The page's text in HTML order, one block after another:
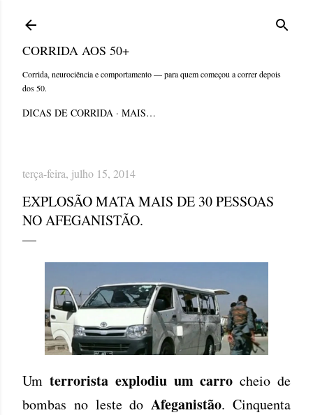
CORRIDA AOS 50+
Corrida, neurociência e comportamento — para quem começou a correr depois
dos 50.
DICAS DE CORRIDA MAIS…
terça-feira, julho 15, 2014
EXPLOSÃO MATA MAIS DE 30 PESSOAS
NO AFEGANISTÃO.
Um terrorista explodiu um carrocheio de
bombas no leste doAfeganistão. Cinquenta